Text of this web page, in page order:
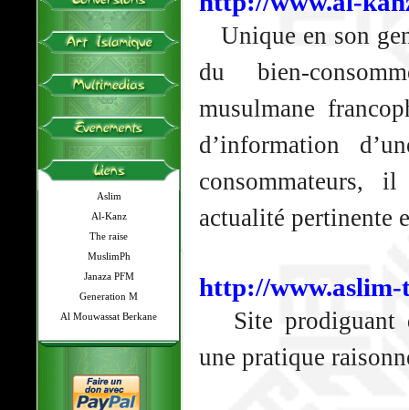
Aslim
Al-Kanz
The raise
MuslimPh
Janaza PFM
Generation M
Al Mouwassat Berkane
Unique en son
du bien-
musulmane
d’information
consommateurs,
actualité pertinente
http://www.aslim-
Site prodiguant
une pratique